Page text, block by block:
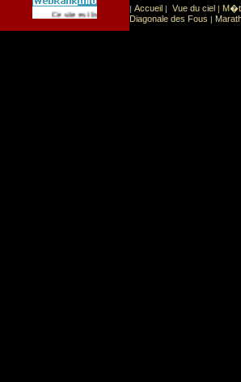
Ce site est list� dans la cat�gorie Sport: Sports
| Accueil | Vue du ciel |
Diagonale des Fous |